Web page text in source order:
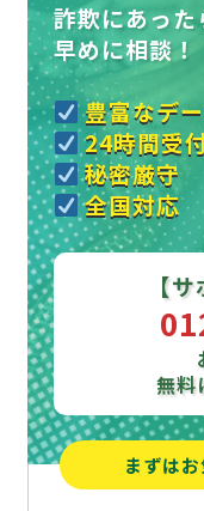
詐欺にあった
早めに相談！
豊富なデ
24時間受
秘密厳守
全国対応
【
無料
まずは